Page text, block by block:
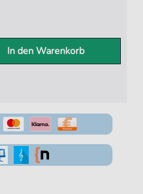
In den Warenkorb